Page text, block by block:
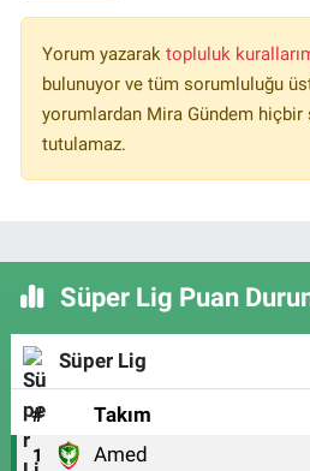
Yorum yazarak topluluk
bulunuyor ve tüm sorumluluğu
yorumlardan Mira Gündem
tutulamaz.
Süper Lig Puan
Süper Lig
# Takım
1 Amed